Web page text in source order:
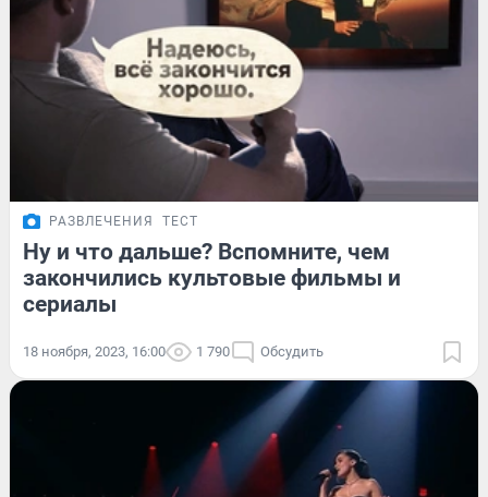
РАЗВЛЕЧЕНИЯ ТЕСТ
Ну и что дальше? Вспомните, чем
закончились культовые фильмы и
сериалы
18 ноября, 2023, 16:00 1 790 Обсудить